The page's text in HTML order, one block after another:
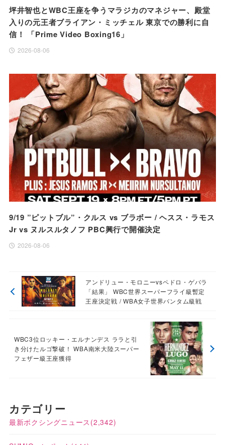
坪井智也とWBC王座を争うマラジカのマネジャー、殿堂
入りの元王者ブライアン・ミッチェル 東京での勝利に自
信！ 「Prime Video Boxing16」
2026-08-06
9/19 ”ピットブル”・クルス vs ブラボー / ヘスス・ラモス
Jr vs ヌルスルタノフ PBC興行で開催決定
2026-08-06
アンドリュー・モロニーvsペドロ・ゲバラ
「結果」 WBC世界スーパーフライ級暫定
王座決定戦 / WBA女子世界バンタム級戦
WBC3位ロッキー・エルナンデス ララと引
き分けたルゴ撃破！ WBA南米大陸スーパー
フェザー級王座獲得
カテゴリー
最新ボクシングニュース (2,342)